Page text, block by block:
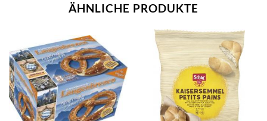
ÄHNLICHE PRODUKTE